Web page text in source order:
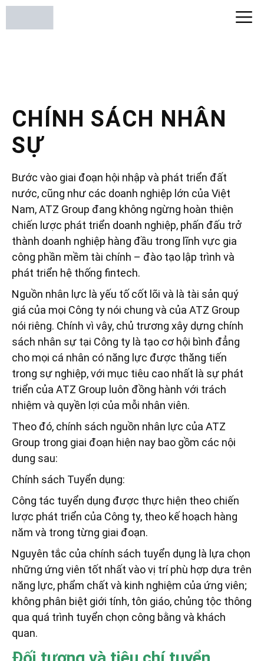
CHÍNH SÁCH NHÂN
SỰ
Bước vào giai đoạn hội nhập và phát triển đất
nước, cũng như các doanh nghiệp lớn của Việt
Nam, ATZ Group đang không ngừng hoàn thiện
chiến lược phát triển doanh nghiệp, phấn đấu trở
thành doanh nghiệp hàng đầu trong lĩnh vực gia
công phần mềm tài chính – đào tạo lập trình và
phát triển hệ thống fintech.
Nguồn nhân lực là yếu tố cốt lõi và là tài sản quý
giá của mọi Công ty nói chung và của ATZ Group
nói riêng. Chính vì vây, chủ trương xây dựng chính
sách nhân sự tại Công ty là tạo cơ hội bình đẳng
cho mọi cá nhân có năng lực được thăng tiến
trong sự nghiệp, với mục tiêu cao nhất là sự phát
triển của ATZ Group luôn đồng hành với trách
nhiệm và quyền lợi của mỗi nhân viên.
Theo đó, chính sách nguồn nhân lực của ATZ
Group trong giai đoạn hiện nay bao gồm các nội
dung sau:
Chính sách Tuyển dụng:
Công tác tuyển dụng được thực hiện theo chiến
lược phát triển của Công ty, theo kế hoạch hàng
năm và trong từng giai đoạn.
Nguyên tắc của chính sách tuyển dụng là lựa chọn
những ứng viên tốt nhất vào vị trí phù hợp dựa trên
năng lực, phẩm chất và kinh nghiệm của ứng viên;
không phân biệt giới tính, tôn giáo, chủng tộc thông
qua quá trình tuyển chọn công bằng và khách
quan.